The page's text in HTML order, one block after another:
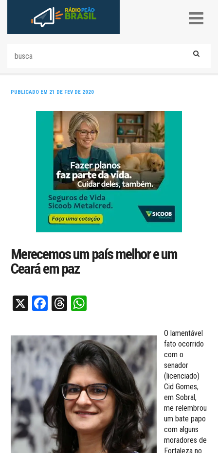
PUBLICADO EM 21 DE FEV DE 2020
Merecemos um país melhor e um
Ceará em paz
X Facebook
Threads
O lamentável
fato ocorrido
com o
senador
(licenciado)
Cid Gomes,
em Sobral,
me relembrou
um bate papo
com alguns
moradores de
Fortaleza no